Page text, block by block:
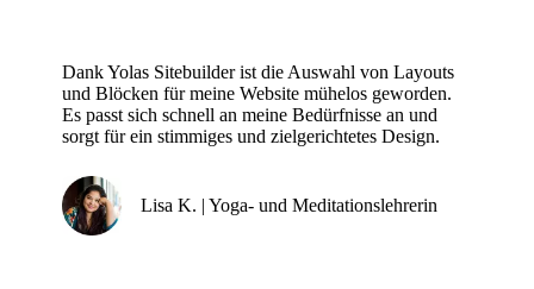
Dank Yolas Sitebuilder ist die Auswahl von Layouts
und Blöcken für meine Website mühelos geworden.
Es passt sich schnell an meine Bedürfnisse an und
sorgt für ein stimmiges und zielgerichtetes Design.
Lisa K. | Yoga- und Meditationslehrerin